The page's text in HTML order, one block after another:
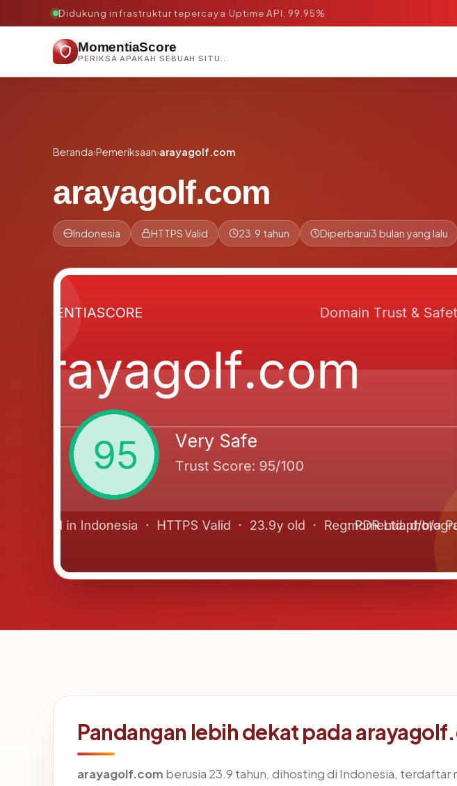
Didukung infrastruktur tepercaya·Uptime API: 99.95%
MomentiaScore
PERIKSA APAKAH SEBUAH SITUS AMAN, TEPERCAYA, DAN TERVERIFIKASI DALAM HITUNGAN DETIK.
Beranda›Pemeriksaan›arayagolf.com
arayagolf.com
Indonesia HTTPS Valid 23.9 tahun Diperbarui3 bulan yang lalu
Pandangan lebih dekat pada
arayagolf.com berusia 23.9 tahun, dihosting di Indonesia,